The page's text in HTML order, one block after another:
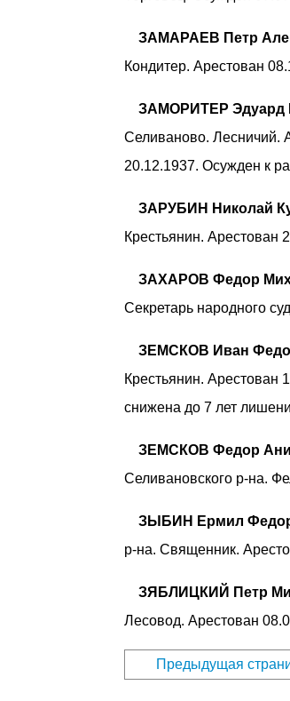
ЗАМАРАЕВ Петр
Кондитер. Арестован
ЗАМОРИТЕР Эдуард
Селиваново. Лесничий.
20.12.1937. Осужден к
ЗАРУБИН Николай
Крестьянин. Арестован
ЗАХАРОВ Федор
Секретарь народного
ЗЕМСКОВ Иван
Крестьянин. Арестован
снижена до 7 лет
ЗЕМСКОВ Федор
Селивановского р-на.
ЗЫБИН Ермил
р-на. Священник.
ЗЯБЛИЦКИЙ Петр
Лесовод. Арестован
Предыдущая